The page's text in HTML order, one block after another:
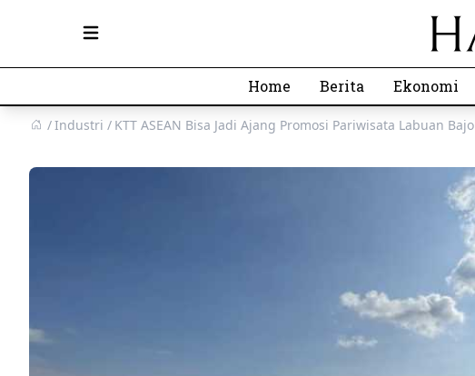
Open main menu
Home Berita Ekonomi
Industri KTT ASEAN Bisa Jadi Ajang Promosi Pariwisata Labuan Bajo